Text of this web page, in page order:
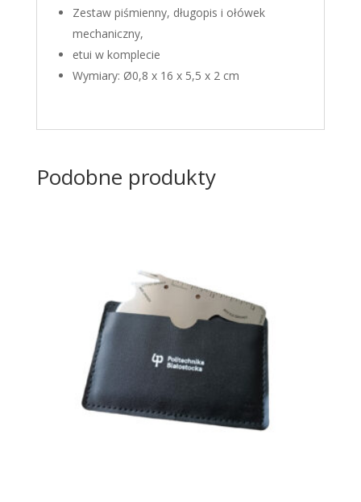
Zestaw piśmienny, długopis i ołówek
mechaniczny,
etui w komplecie
Wymiary: Ø0,8 x 16 x 5,5 x 2 cm
Podobne produkty